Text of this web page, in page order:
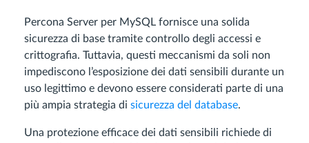
Percona Server per MySQL fornisce una solida
sicurezza di base tramite controllo degli accessi e
crittografia. Tuttavia, questi meccanismi da soli non
impediscono l’esposizione dei dati sensibili durante un
uso legittimo e devono essere considerati parte di una
più ampia strategia di sicurezza del database.
Una protezione efficace dei dati sensibili richiede di